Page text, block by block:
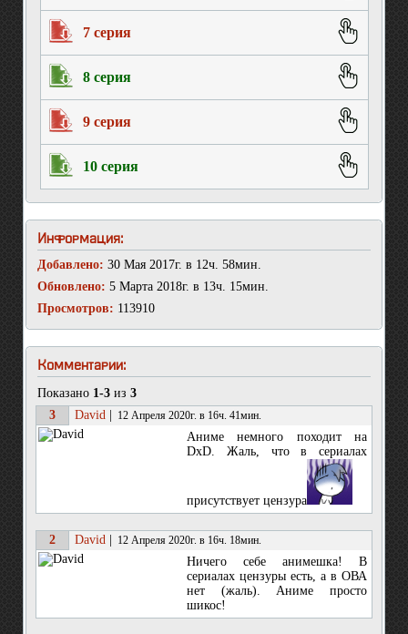
7 серия
8 серия
9 серия
10 серия
Информация:
Добавлено: 30 Мая 2017г. в 12ч. 58мин.
Обновлено: 5 Марта 2018г. в 13ч. 15мин.
Просмотров: 113910
Комментарии:
Показано 1-3 из 3
3
David 12 Апреля 2020г. в 16ч. 41мин.
Аниме немного походит на
DxD. Жаль, что в сериалах
присутствует цензура
2 David 12 Апреля 2020г. в 16ч. 18мин.
Ничего себе анимешка! В
сериалах цензуры есть, а в ОВА
нет (жаль). Аниме просто
шикос!